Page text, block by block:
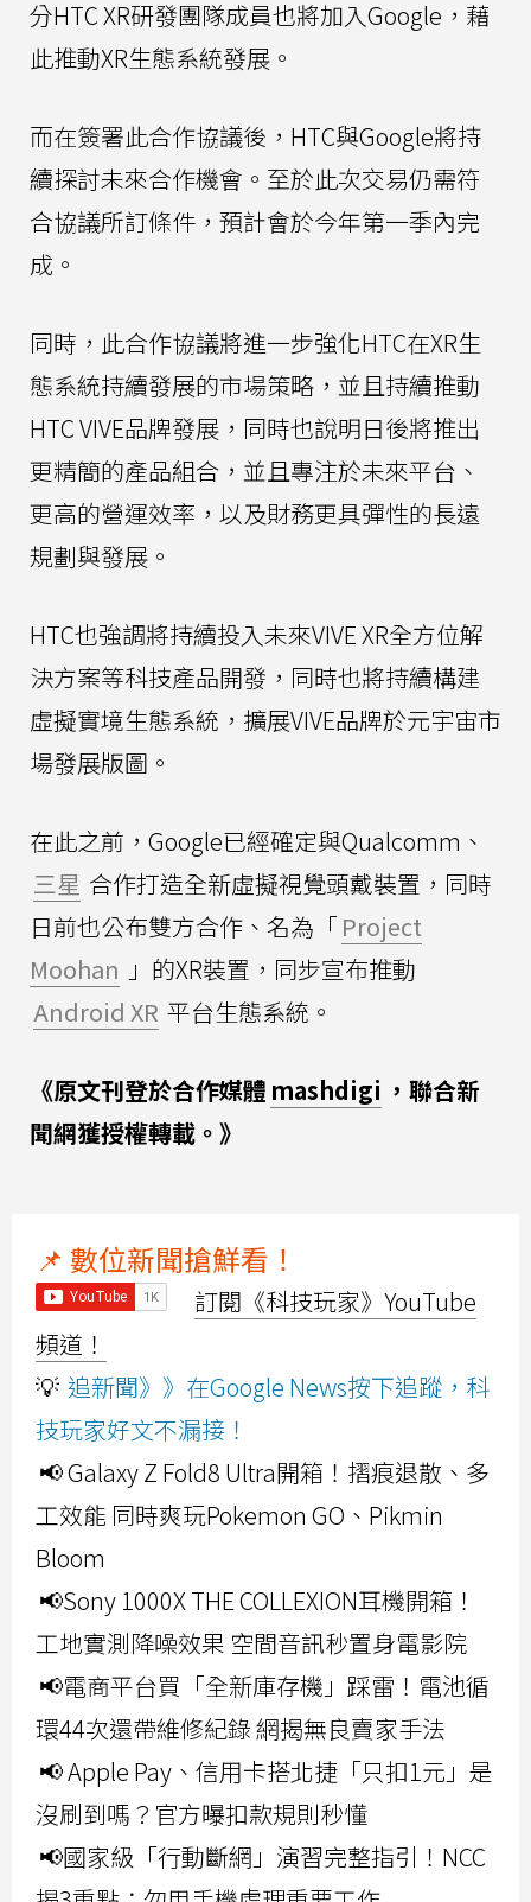
分HTC XR研發團隊成員也將加入Google，藉
此推動XR生態系統發展。
而在簽署此合作協議後，HTC與Google將持
續探討未來合作機會。至於此次交易仍需符
合協議所訂條件，預計會於今年第一季內完
成。
同時，此合作協議將進一步強化HTC在XR生
態系統持續發展的市場策略，並且持續推動
HTC VIVE品牌發展，同時也說明日後將推出
更精簡的產品組合，並且專注於未來平台、
更高的營運效率，以及財務更具彈性的長遠
規劃與發展。
HTC也強調將持續投入未來VIVE XR全方位解
決方案等科技產品開發，同時也將持續構建
虛擬實境生態系統，擴展VIVE品牌於元宇宙市
場發展版圖。
在此之前，Google已經確定與Qualcomm、
三星 合作打造全新虛擬視覺頭戴裝置，同時
日前也公布雙方合作、名為「Project
Moohan 」的XR裝置，同步宣布推動
Android XR 平台生態系統。
《原文刊登於合作媒體 mashdigi ，聯合新
聞網獲授權轉載。》
📌 數位新聞搶鮮看！
訂閱《科技玩家》YouTube
頻道！
💡 追新聞》》在Google News按下追蹤，科
技玩家好文不漏接！
📢 Galaxy Z Fold8 Ultra開箱！摺痕退散、多
工效能 同時爽玩Pokemon GO、Pikmin
Bloom
📢Sony 1000X THE COLLEXION耳機開箱！
工地實測降噪效果 空間音訊秒置身電影院
📢電商平台買「全新庫存機」踩雷！電池循
環44次還帶維修紀錄 網揭無良賣家手法
📢 Apple Pay、信用卡搭北捷「只扣1元」是
沒刷到嗎？官方曝扣款規則秒懂
📢國家級「行動斷網」演習完整指引！NCC